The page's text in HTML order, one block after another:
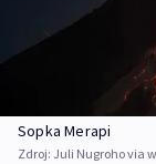
Sopka Merapi
Zdroj: Juli Nugroho via